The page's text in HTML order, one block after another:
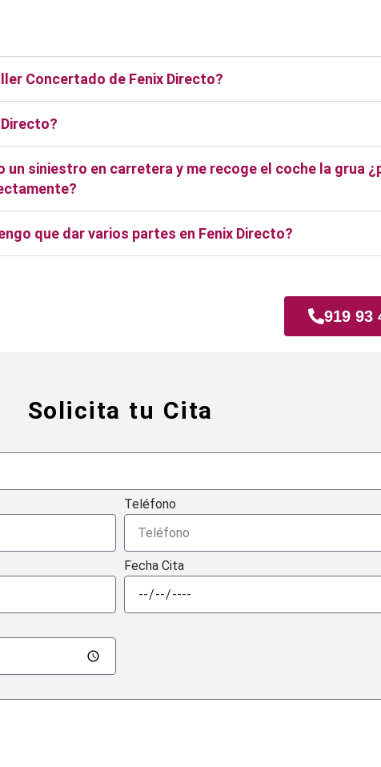
Concertado de Fenix Directo?
un siniestro en carretera y me recoge el coche la grua
que dar varios partes en Fenix Directo?
919 93
Solicita tu Cita
Teléfono
Fecha Cita